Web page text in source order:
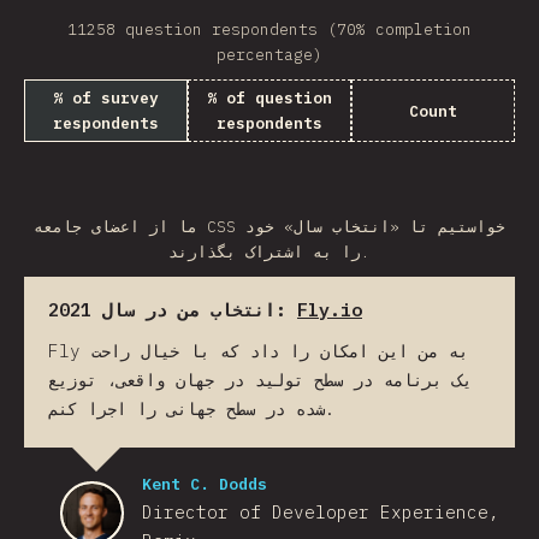
11258 question respondents (70% completion
percentage)
% of survey
respondents
% of question
respondents
Count
ما از اعضای جامعه CSS خواستیم تا «انتخاب سال» خود
را به اشتراک بگذارند.
انتخاب من در سال 2021: Fly.io
Fly به من این امکان را داد که با خیال راحت
یک برنامه در سطح تولید در جهان واقعی، توزیع
شده در سطح جهانی را اجرا کنم.
Kent C. Dodds
Director of Developer Experience,